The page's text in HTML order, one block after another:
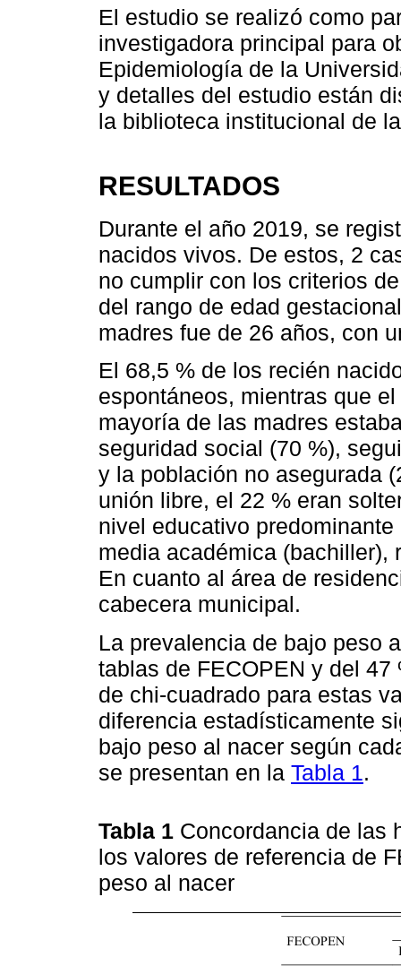
El estudio se realizó como
investigadora principal para
Epidemiología de la
y detalles del estudio están
la biblioteca institucional de
RESULTADOS
Durante el año 2019, se
nacidos vivos. De estos, 2
no cumplir con los criterios
del rango de edad
madres fue de 26 años, con
El 68,5 % de los recién
espontáneos, mientras que
mayoría de las madres
seguridad social (70 %),
y la población no asegurada
unión libre, el 22 % eran
nivel educativo
media académica (bachiller),
En cuanto al área de
cabecera municipal.
La prevalencia de bajo peso
tablas de FECOPEN y del
de chi-cuadrado para estas
diferencia estadísticamente
bajo peso al nacer según
se presentan en la Tabla 1.
Tabla 1 Concordancia de las
los valores de referencia de
peso al nacer